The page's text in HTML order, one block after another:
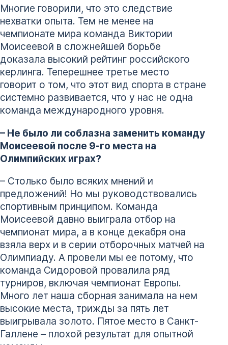
Многие говорили, что это следствие
нехватки опыта. Тем не менее на
чемпионате мира команда Виктории
Моисеевой в сложнейшей борьбе
доказала высокий рейтинг российского
керлинга. Теперешнее третье место
говорит о том, что этот вид спорта в стране
системно развивается, что у нас не одна
команда международного уровня.
– Не было ли соблазна заменить команду
Моисеевой после 9-го места на
Олимпийских играх?
– Столько было всяких мнений и
предложений! Но мы руководствовались
спортивным принципом. Команда
Моисеевой давно выиграла отбор на
чемпионат мира, а в конце декабря она
взяла верх и в серии отборочных матчей на
Олимпиаду. А провели мы ее потому, что
команда Сидоровой провалила ряд
турниров, включая чемпионат Европы.
Много лет наша сборная занимала на нем
высокие места, трижды за пять лет
выигрывала золото. Пятое место в Санкт-
Галлене – плохой результат для опытной